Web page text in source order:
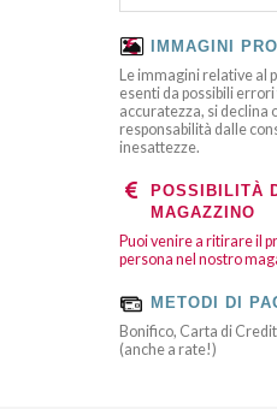
IMMAGINI
Le immagini relative al
esenti da possibili
accuratezza, si declina
responsabilità dalle
inesattezze.
POSSIBILITÀ
MAGAZZINO
Puoi venire a ritirare il
persona nel nostro
METODI DI
Bonifico, Carta di
(anche a rate!)